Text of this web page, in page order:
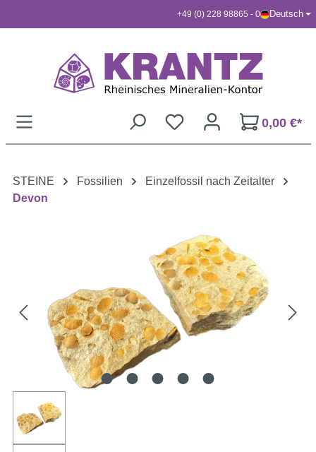
+49 (0) 228 98865 - 0 Deutsch
0,00 €*
STEINE Fossilien
Einzelfossil nach Zeitalter
Devon